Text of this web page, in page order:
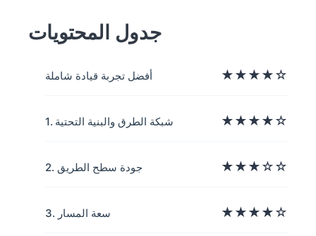
جدول المحتويات
أفضل تجربة قيادة شاملة ★★★★☆
1. شبكة الطرق والبنية التحتية ★★★★☆
2. جودة سطح الطريق ★★★☆☆
3. سعة المسار ★★★★☆